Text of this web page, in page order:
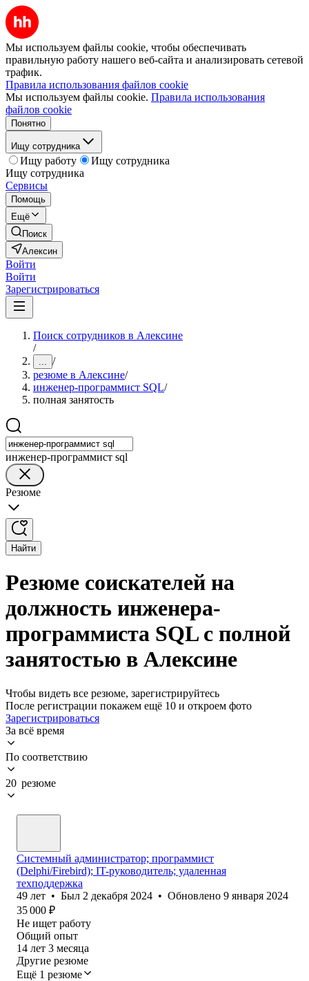
Мы используем файлы cookie, чтобы обеспечивать
правильную работу нашего веб-сайта и анализировать сетевой
трафик.
Правила использования файлов cookie
Мы используем файлы cookie. Правила использования
файлов cookie
Понятно
Ищу сотрудника
Ищу работу
Ищу сотрудника
Ищу сотрудника
Сервисы
Помощь
Ещё
Поиск
Алексин
Войти
Войти
Зарегистрироваться
Поиск сотрудников в Алексине
/
... /
резюме в Алексине/
инженер-программист SQL/
полная занятость
инженер-программист sql
Резюме
Найти
Резюме соискателей на
должность инженера-
программиста SQL с полной
занятостью в Алексине
Чтобы видеть все резюме, зарегистрируйтесь
После регистрации покажем ещё 10 и откроем фото
Зарегистрироваться
За всё время
По соответствию
20 резюме
Системный администратор; программист
(Delphi/Firebird); IT-руководитель; удаленная
техподдержка
49 лет • Был 2 декабря 2024 • Обновлено 9 января 2024
35 000 ₽
Не ищет работу
Общий опыт
14 лет 3 месяца
Другие резюме
Ещё 1 резюме